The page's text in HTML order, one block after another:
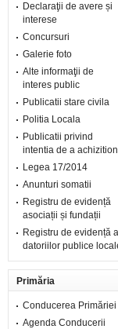
Declaraţii de avere și
interese
Concursuri
Galerie foto
Alte informaţii de
interes public
Publicatii stare civila
Politia Locala
Publicatii privind
intentia de a
Legea 17/2014
Anunturi somatii
Registru de evidență
asociații și fundații
Registru de evidență al
datoriilor publice
Primăria
Conducerea Primăriei
Agenda Conducerii